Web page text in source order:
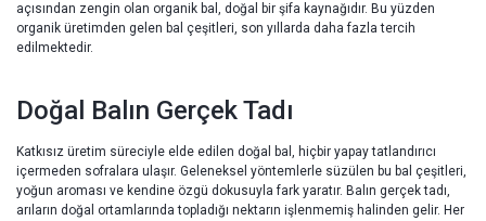
açısından zengin olan organik bal, doğal bir şifa kaynağıdır. Bu yüzden
organik üretimden gelen bal çeşitleri, son yıllarda daha fazla tercih
edilmektedir.
Doğal Balın Gerçek Tadı
Katkısız üretim süreciyle elde edilen doğal bal, hiçbir yapay tatlandırıcı
içermeden sofralara ulaşır. Geleneksel yöntemlerle süzülen bu bal çeşitleri,
yoğun aroması ve kendine özgü dokusuyla fark yaratır. Balın gerçek tadı,
arıların doğal ortamlarında topladığı nektarın işlenmemiş halinden gelir. Her